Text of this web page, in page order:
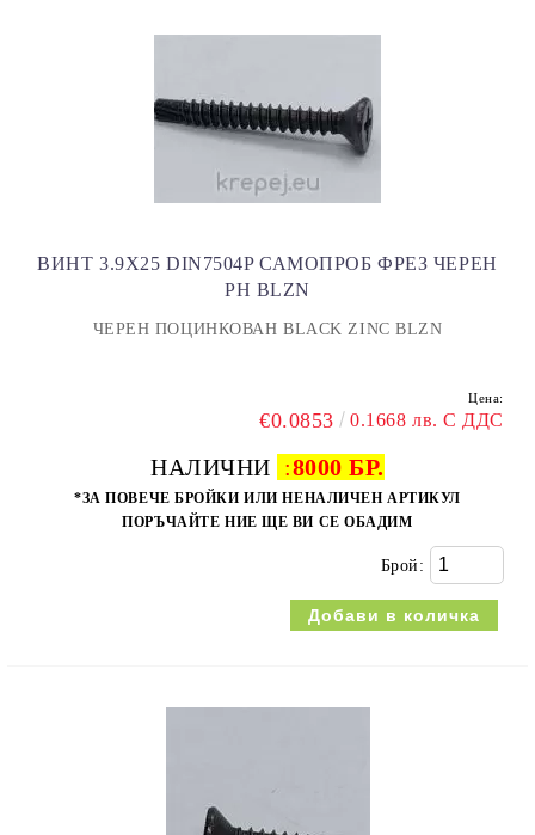
ВИНТ 3.9Х25 DIN7504P САМОПРОБ ФРЕЗ ЧЕРЕН
PH BLZN
ЧЕРЕН ПОЦИНКОВАН BLACK ZINC BLZN
Цена:
€0.0853 0.1668 лв. С ДДС
НАЛИЧНИ :8000 БР.
*ЗА ПОВЕЧЕ БРОЙКИ ИЛИ НЕНАЛИЧЕН АРТИКУЛ
ПОРЪЧАЙТЕ НИЕ ЩЕ ВИ СЕ ОБАДИМ
Брой: